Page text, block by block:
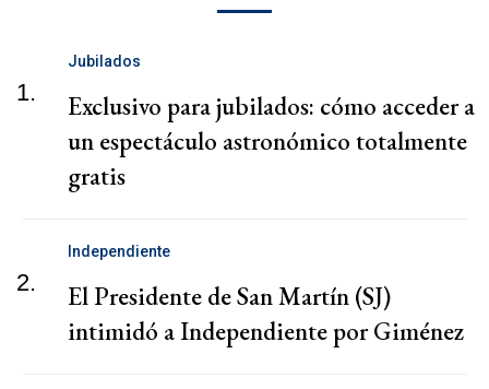
1.
Jubilados
Exclusivo para jubilados: cómo acceder a
un espectáculo astronómico totalmente
gratis
2.
Independiente
El Presidente de San Martín (SJ)
intimidó a Independiente por Giménez